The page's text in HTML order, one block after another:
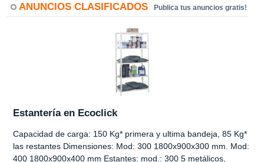
ANUNCIOS CLASIFICADOS Publica tus anuncios gratis!
Estantería en Ecoclick
Capacidad de carga: 150 Kg* primera y ultima bandeja, 85 Kg*
las restantes Dimensiones: Mod: 300 1800x900x300 mm. Mod:
400 1800x900x400 mm Estantes: mod.: 300 5 metálicos,